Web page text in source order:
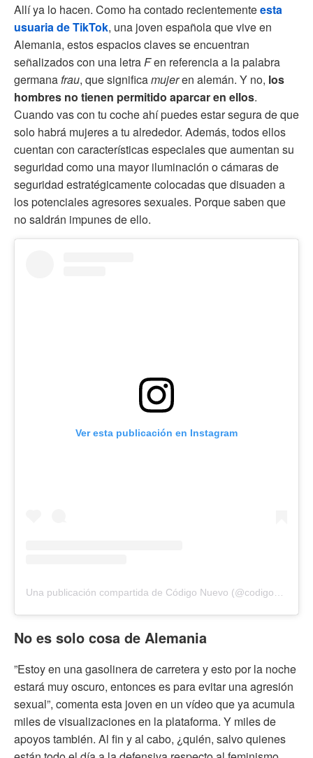
Allí ya lo hacen. Como ha contado recientementeesta
usuaria de TikTok, una joven española que vive en
Alemania, estos espacios claves se encuentran
señalizados con una letraFen referencia a la palabra
germanafrau, que significamujeren alemán. Y no, los
hombres no tienen permitido aparcar en ellos.
Cuando vas con tu coche ahí puedes estar segura de que
solo habrá mujeres a tu alrededor. Además, todos ellos
cuentan con características especiales que aumentan su
seguridad como una mayor iluminación o cámaras de
seguridad estratégicamente colocadas que disuaden a
los potenciales agresores sexuales. Porque saben que
no saldrán impunes de ello.
Ver esta publicación en Instagram
No es solo cosa de Alemania
”Estoy en una gasolinera de carretera y esto por la noche
estará muy oscuro, entonces es para evitar una agresión
sexual”, comenta esta joven en un vídeo que ya acumula
miles de visualizaciones en la plataforma. Y miles de
apoyos también. Al fin y al cabo, ¿quién, salvo quienes